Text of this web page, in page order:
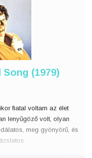
(1979)
fiatal voltam az élet
lenyűgöző volt, olyan
meg gyönyörű, és